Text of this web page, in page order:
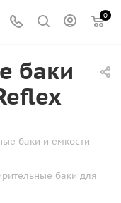
0
баки
баки и емкости
баки для